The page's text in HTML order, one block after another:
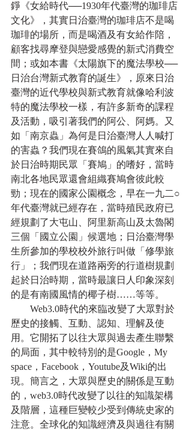
錚《女給時代──1930年代臺灣的珈琲店
文化》，其實日治臺灣的珈琲店不是喝
珈琲的場所，而是喝酒及有女給作陪，
顧客找尋摩登與戀愛感覺的新式消費空
間；或如本書《太陽旗下的魔法學校──
日治台灣新式教育的誕生》，原來日治
臺灣的近代學校與新式教育就像哈利波
特的魔法學校一樣，有許多新奇的課程
及活動，吸引著我們的阿公、阿媽。又
如「南京蟲」為何是日治臺灣人人喊打
的害蟲？我們現在賽鴿的風氣其實來自
於日治時期民眾「賽鳩」的嗜好，當時
南北各地民眾還會組織賽鳩會彼此較
勁；現在的國家公園概念，早在一九二○
年代臺灣就已經存在，當時殖民政府已
經規劃了大屯山、阿里新高山及太魯閣
三個「國立公園」候選地；日治臺灣學
生所參加的學校校外旅行叫做「修學旅
行」；我們現在道路兩旁的行道樹規劃
起於日治時期，當時最讓日人印象深刻
的是有南國風情的椰子樹……等等。
Web3.0時代的來臨改變了大眾對於
歷史的接觸、互動、認知、理解及使
用。它開拓了以往大眾與過去產生聯繫
的局面，其中較特別的是Google，My
space，Facebook，Youtube及Wiki的出
現。簡言之，大眾與歷史的關係是互動
的，web3.0時代改變了以往的知識架構
及階層，這種巨變較少受到傳統史家的
注意。全球化的知識經濟及與過往有關